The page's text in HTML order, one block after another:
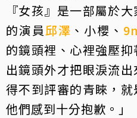
『女孩』是一部屬於
的演員邱澤 、小櫻、
的鏡頭裡、心裡強壓
出鏡頭外才把眼淚流
得不到評審的青睞，
他們感到十分抱歉。」